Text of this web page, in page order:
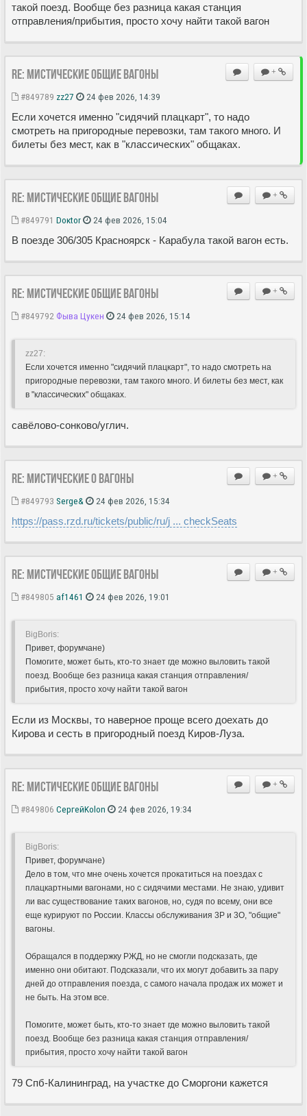
такой поезд. Вообще без разница какая станция
отправления/прибытия, просто хочу найти такой вагон
+
Re: Мистические ОБЩИЕ вагоны
#849789 zz27 24 фев 2026, 14:39
Если хочется именно "сидячий плацкарт", то надо
смотреть на пригородные перевозки, там такого много. И
билеты без мест, как в "классических" общаках.
+
Re: Мистические ОБЩИЕ вагоны
#849791 Doкtor 24 фев 2026, 15:04
В поезде 306/305 Красноярск - Карабула такой вагон есть.
+
Re: Мистические ОБЩИЕ вагоны
#849792 Фыва Цукен 24 фев 2026, 15:14
zz27:
Если хочется именно "сидячий плацкарт", то надо смотреть на
пригородные перевозки, там такого много. И билеты без мест, как
в "классических" общаках.
савёлово-сонково/углич.
+
Re: Мистические О вагоны
#849793 Serge& 24 фев 2026, 15:34
https://pass.rzd.ru/tickets/public/ru/j ... checkSeats
+
Re: Мистические ОБЩИЕ вагоны
#849805 af1461 24 фев 2026, 19:01
BigBoris:
Привет, форумчане)
Помогите, может быть, кто-то знает где можно выловить такой
поезд. Вообще без разница какая станция отправления/
прибытия, просто хочу найти такой вагон
Если из Москвы, то наверное проще всего доехать до
Кирова и сесть в пригородный поезд Киров-Луза.
+
Re: Мистические ОБЩИЕ вагоны
#849806 СергейKolon 24 фев 2026, 19:34
BigBoris:
Привет, форумчане)
Дело в том, что мне очень хочется прокатиться на поездах с
плацкартными вагонами, но с сидячими местами. Не знаю, удивит
ли вас существование таких вагонов, но, судя по всему, они все
еще курируют по России. Классы обслуживания 3Р и 3О, "общие"
вагоны.
Обращался в поддержку РЖД, но не смогли подсказать, где
именно они обитают. Подсказали, что их могут добавить за пару
дней до отправления поезда, с самого начала продаж их может и
не быть. На этом все.
Помогите, может быть, кто-то знает где можно выловить такой
поезд. Вообще без разница какая станция отправления/
прибытия, просто хочу найти такой вагон
79 Спб-Калининград, на участке до Сморгони кажется